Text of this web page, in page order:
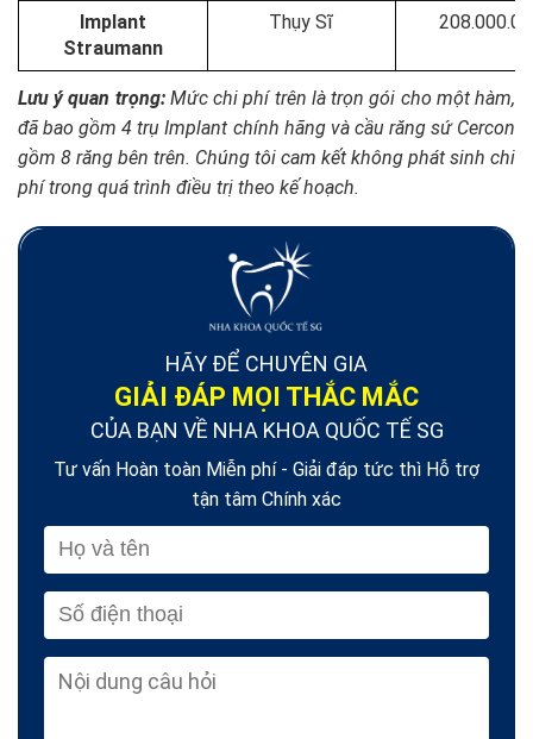
Implant
Straumann
Thụy Sĩ
Lưu ý quan trọng: Mức chi phí trên là trọn gói cho một hàm,
đã bao gồm 4 trụ Implant chính hãng và cầu răng sứ Cercon
gồm 8 răng bên trên. Chúng tôi cam kết không phát sinh chi
phí trong quá trình điều trị theo kế hoạch.
HÃY ĐỂ CHUYÊN GIA
GIẢI ĐÁP MỌI THẮC MẮC
CỦA BẠN VỀ NHA KHOA QUỐC TẾ SG
Tư vấn Hoàn toàn Miễn phí - Giải đáp tức thì Hỗ trợ
tận tâm Chính xác